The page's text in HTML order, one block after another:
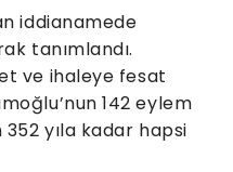
iddianamede
tanımlandı.
ve ihaleye fesat
142 eylem
yıla kadar hapsi